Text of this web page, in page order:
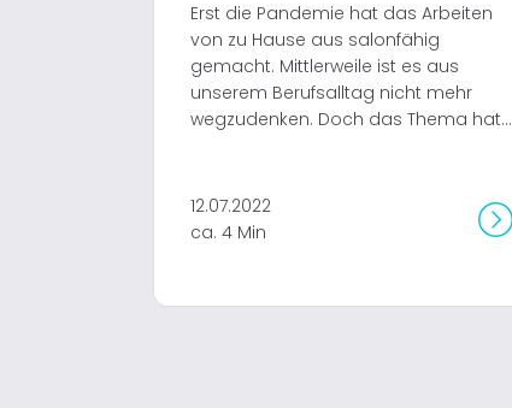
Erst die Pandemie hat das Arbeiten
von zu Hause aus salonfähig
gemacht. Mittlerweile ist es aus
unserem Berufsalltag nicht mehr
wegzudenken. Doch das Thema hat...
12.07.2022
ca. 4 Min